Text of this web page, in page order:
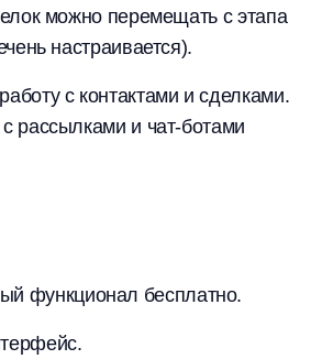
можно перемещать с этапа
настраивается).
с контактами и сделками.
рассылками и чат-ботами
функционал бесплатно.